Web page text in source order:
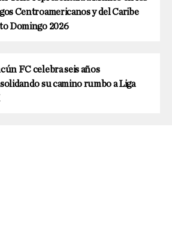
Centroamericanos y del Caribe
Domingo 2026
FC celebra seis años
su camino rumbo a Liga